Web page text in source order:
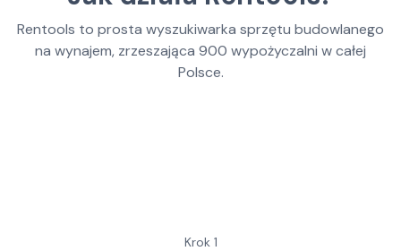
Rentools to prosta wyszukiwarka sprzętu budowlanego
na wynajem, zrzeszająca 900 wypożyczalni w całej
Polsce.
Krok 1